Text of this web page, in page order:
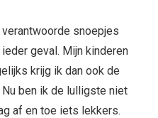
snoepjes
geval. Mijn kinderen
krijg ik dan ook de
Nu ben ik de lulligste niet
af en toe iets lekkers.